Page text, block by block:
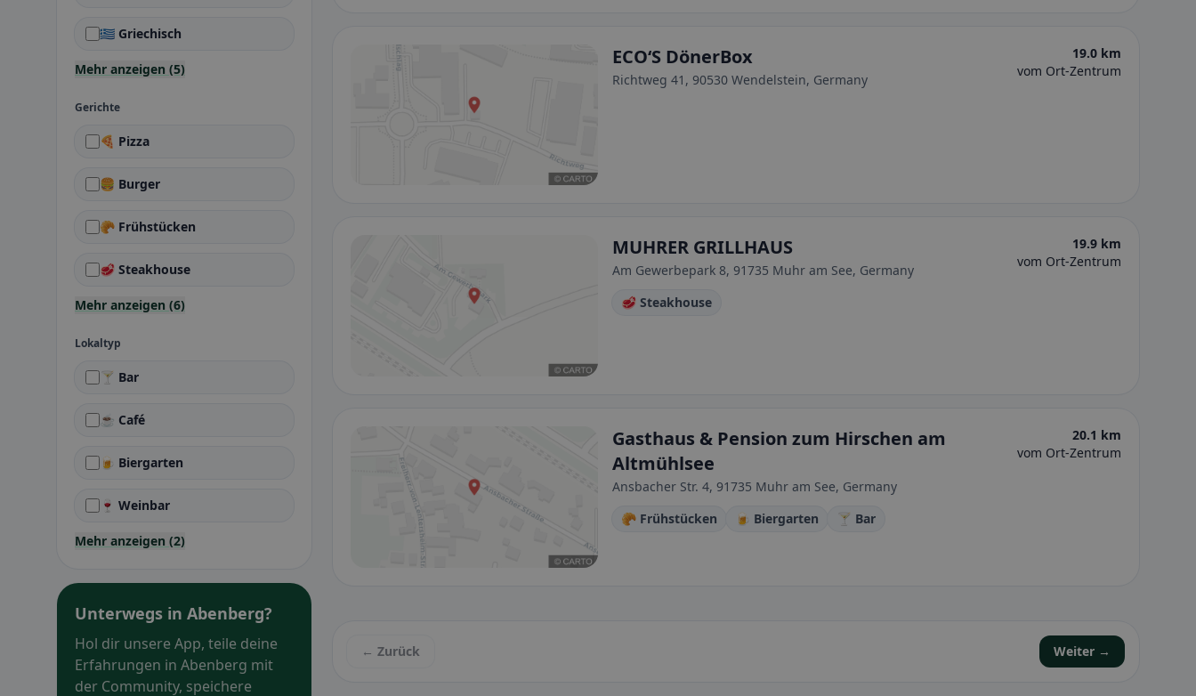
🇬🇷 Griechisch
Mehr anzeigen (5)
Gerichte
🍕 Pizza
🍔 Burger
🥐 Frühstücken
🥩 Steakhouse
Mehr anzeigen (6)
Lokaltyp
🍸 Bar
☕ Café
🍺 Biergarten
🍷 Weinbar
Mehr anzeigen (2)
Unterwegs in Abenberg?
Hol dir unsere App, teile deine
Erfahrungen in Abenberg mit
der Community, speichere
ECO‘S DönerBox
Richtweg 41, 90530 Wendelstein, Germany
19.0 km
vom Ort-Zentrum
MUHRER GRILLHAUS
Am Gewerbepark 8, 91735 Muhr am See, Germany
19.9 km
vom Ort-Zentrum
🥩 Steakhouse
Gasthaus & Pension zum Hirschen am
Altmühlsee
Ansbacher Str. 4, 91735 Muhr am See, Germany
20.1 km
vom Ort-Zentrum
🥐 Frühstücken 🍺 Biergarten 🍸 Bar
← Zurück Weiter →